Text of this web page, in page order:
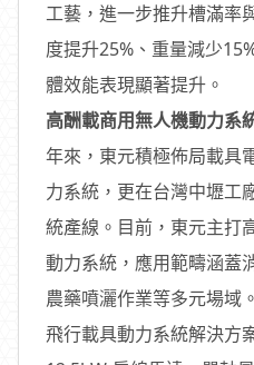
工藝，進一步推升槽滿率
度提升25%、重量減少
體效能表現顯著提升。
高酬載商用無人機動力系
年來，東元積極佈局載具
力系統，更在台灣中壢工
統產線。目前，東元主打
動力系統，應用範疇涵蓋
農藥噴灑作業等多元場域
飛行載具動力系統解決方